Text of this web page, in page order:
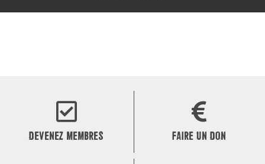
DEVENEZ MEMBRES FAIRE UN DON